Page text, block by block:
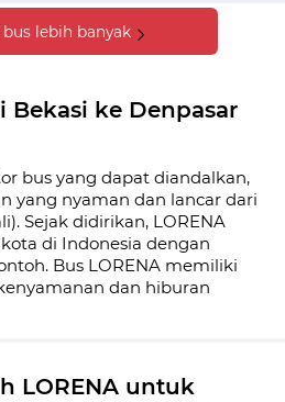
bus lebih banyak
Bekasi ke Denpasar
bus yang dapat diandalkan,
yang nyaman dan lancar dari
Sejak didirikan, LORENA
di Indonesia dengan
Bus LORENA memiliki
dan hiburan
LORENA untuk